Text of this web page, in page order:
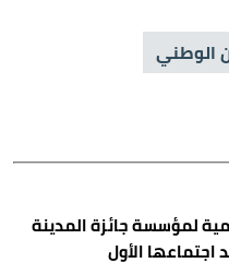
الوطني
لمؤسسة جائزة المدينة
اجتماعها الأول